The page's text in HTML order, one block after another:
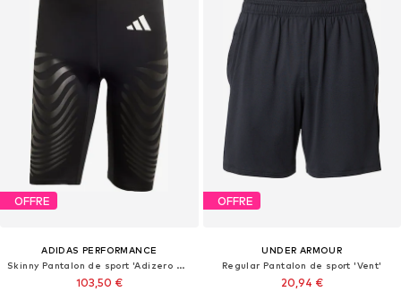
OFFRE
ADIDAS PERFORMANCE
Skinny Pantalon de sport 'Adizero Control'
103,50 €
OFFRE
UNDER ARMOUR
Regular Pantalon de sport 'Vent'
20,94 €